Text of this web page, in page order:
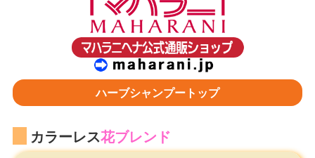
ハーブシャンプートップ
カラーレス花ブレンド